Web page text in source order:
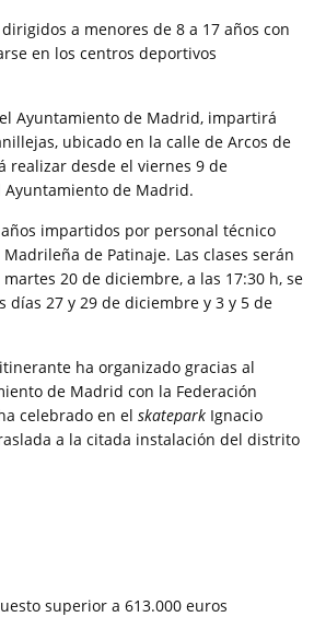
a menores de 8 a 17 años con
en los centros deportivos
Ayuntamiento de Madrid, impartirá
ubicado en la calle de Arcos de
realizar desde el viernes 9 de
de Madrid.
impartidos por personal técnico
de Patinaje. Las clases serán
20 de diciembre, a las 17:30 h, se
27 y 29 de diciembre y 3 y 5 de
ha organizado gracias al
de Madrid con la Federación
celebrado en el skatepark Ignacio
a la citada instalación del distrito
superior a 613.000 euros